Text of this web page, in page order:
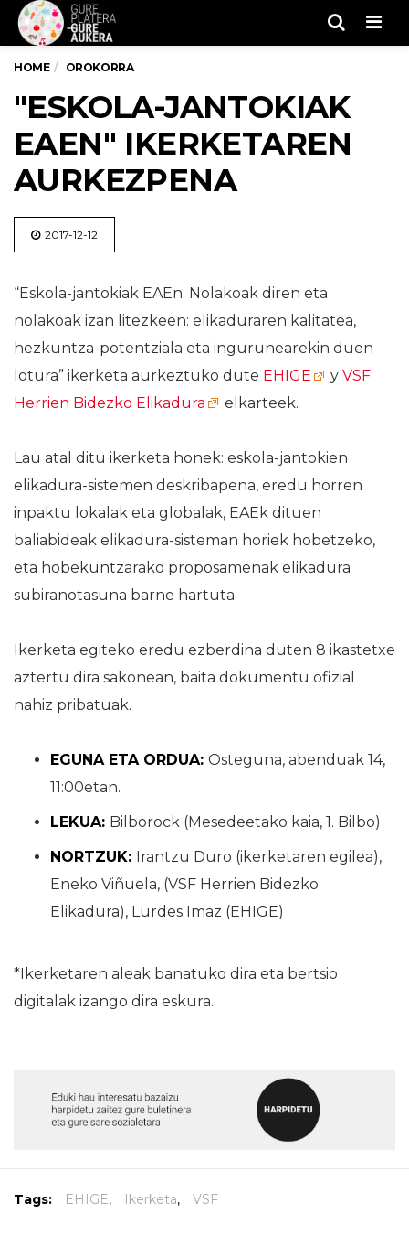
HOME OROKORRA
"ESKOLA-JANTOKIAK
EAEN" IKERKETAREN
AURKEZPENA
2017-12-12
“Eskola-jantokiak EAEn. Nolakoak diren eta
nolakoak izan litezkeen: elikaduraren kalitatea,
hezkuntza-potentziala eta ingurunearekin duen
lotura” ikerketa aurkeztuko dute EHIGE y VSF
Herrien Bidezko Elikadura
elkarteek.
Lau atal ditu ikerketa honek: eskola-jantokien
elikadura-sistemen deskribapena, eredu horren
inpaktu lokalak eta globalak, EAEk dituen
baliabideak elikadura-sisteman horiek hobetzeko,
eta hobekuntzarako proposamenak elikadura
subiranotasuna barne hartuta.
Ikerketa egiteko eredu ezberdina duten 8 ikastetxe
aztertu dira sakonean, baita dokumentu ofizial
nahiz pribatuak.
EGUNA ETA ORDUA: Osteguna, abenduak 14,
11:00etan.
LEKUA: Bilborock (Mesedeetako kaia, 1. Bilbo)
NORTZUK: Irantzu Duro (ikerketaren egilea),
Eneko Viñuela, (VSF Herrien Bidezko
Elikadura), Lurdes Imaz (EHIGE)
*Ikerketaren aleak banatuko dira eta bertsio
digitalak izango dira eskura.
Tags: EHIGE, Ikerketa, VSF